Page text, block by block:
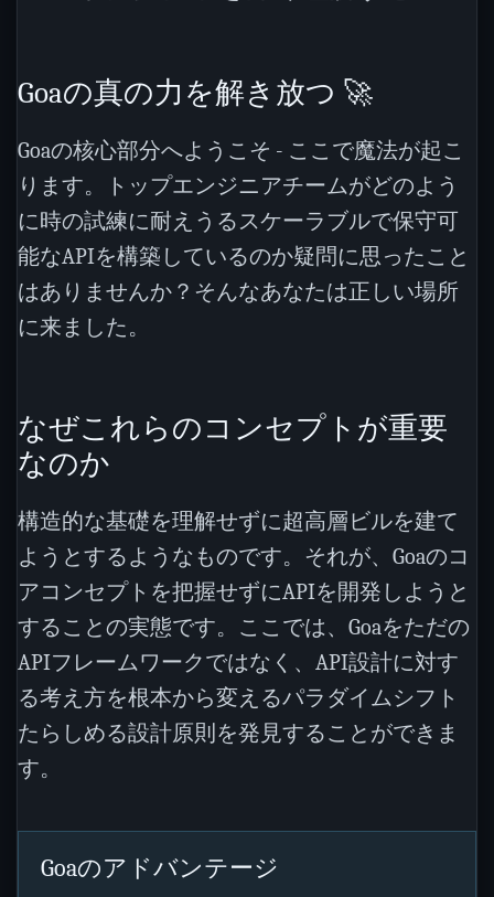
Goaの真の力を解き放つ 🚀
Goaの核心部分へようこそ - ここで魔法が起こ
ります。トップエンジニアチームがどのよう
に時の試練に耐えうるスケーラブルで保守可
能なAPIを構築しているのか疑問に思ったこと
はありませんか？そんなあなたは正しい場所
に来ました。
なぜこれらのコンセプトが重要
なのか
構造的な基礎を理解せずに超高層ビルを建て
ようとするようなものです。それが、Goaのコ
アコンセプトを把握せずにAPIを開発しようと
することの実態です。ここでは、Goaをただの
APIフレームワークではなく、API設計に対す
る考え方を根本から変えるパラダイムシフト
たらしめる設計原則を発見することができま
す。
Goaのアドバンテージ